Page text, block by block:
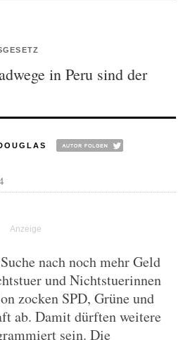
in Peru sind der
nach noch mehr Geld
und Nichtstuerinnen
zocken SPD, Grüne und
ab. Damit dürften weitere
sein. Die